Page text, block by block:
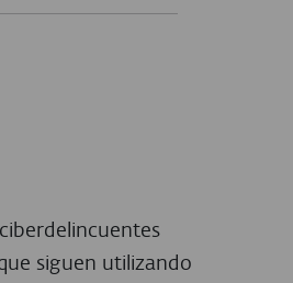
siguen utilizando